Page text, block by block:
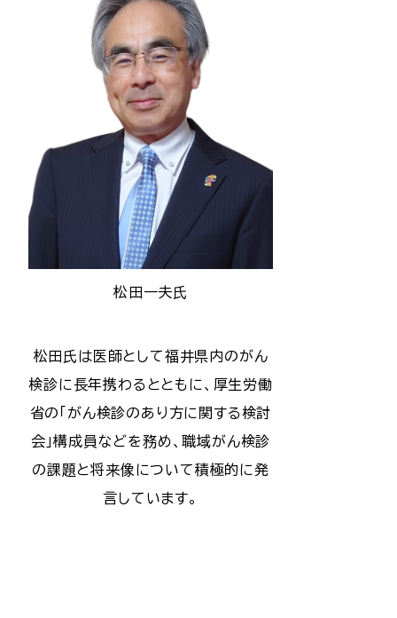
松田一夫氏
松田氏は医師として福井県内のがん
検診に長年携わるとともに、厚生労働
省の「がん検診のあり方に関する検討
会」構成員などを務め、職域がん検診
の課題と将来像について積極的に発
言しています。